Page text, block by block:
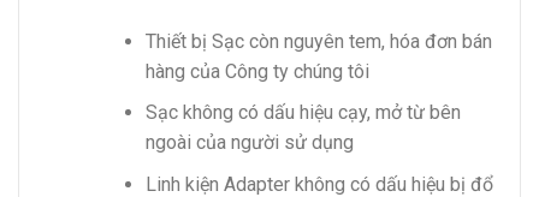
Thiết bị Sạc còn nguyên tem, hóa đơn bán
hàng của Công ty chúng tôi
Sạc không có dấu hiệu cạy, mở từ bên
ngoài của người sử dụng
Linh kiện Adapter không có dấu hiệu bị đổ